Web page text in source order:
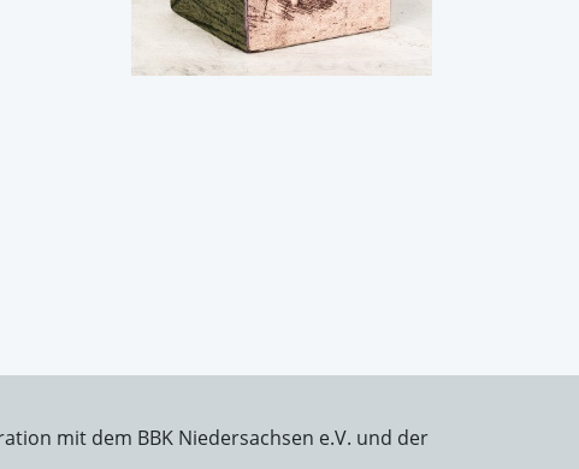
mit dem BBK Niedersachsen e.V. und der